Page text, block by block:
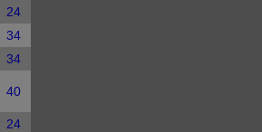
24
34
34
40
24